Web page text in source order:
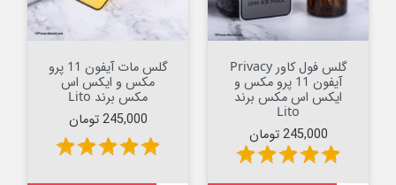
گلس فول کاور Privacy
آیفون 11 پرو مکس و
ایکس اس مکس برند
Lito
قیمت
245,000 تومان
star
star
star
star
star
گلس مات آیفون 11 پرو
مکس و ایکس اس
مکس برند Lito
قیمت
245,000 تومان
star
star
star
star
star